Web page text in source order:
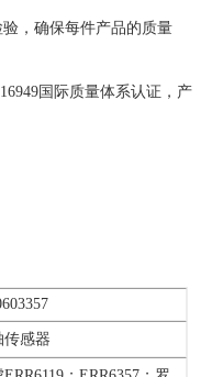
，确保每件产品的质量
国际质量体系认证，产
传感器